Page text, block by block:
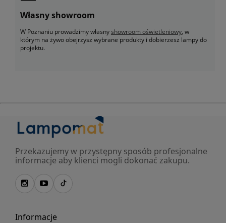
Własny showroom
W Poznaniu prowadzimy własnyshowroom oświetleniowy, w
którym na żywo obejrzysz wybrane produkty i dobierzesz lampy do
projektu.
Przekazujemy w przystępny sposób profesjonalne
informacje aby klienci mogli dokonać zakupu.
Informacje